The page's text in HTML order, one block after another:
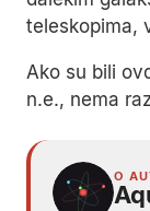
teleskopima,
Ako su bili
n.e., nema
O